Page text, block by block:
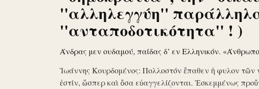
''αλληλεγγύη''
''ανταποδοτικότητα'' ! )
Άνδρας μεν ουδαμού, παίδας δ’ εν Ελληνικόν.
Ἰωάννης Κουρδομένος: Πολλοστόν ἔπαθεν ἡ φυλον
ἐστίν, ὥσπερ καὶ ὅσα εὐαγγελίζονται. Ἐσκεμμένως